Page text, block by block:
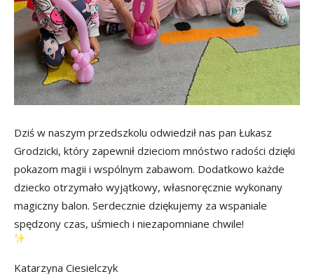
Dziś w naszym przedszkolu odwiedził nas pan Łukasz
Grodzicki, który zapewnił dzieciom mnóstwo radości dzięki
pokazom magii i wspólnym zabawom. Dodatkowo każde
dziecko otrzymało wyjątkowy, własnoręcznie wykonany
magiczny balon. Serdecznie dziękujemy za wspaniale
spędzony czas, uśmiech i niezapomniane chwile!
Katarzyna Ciesielczyk